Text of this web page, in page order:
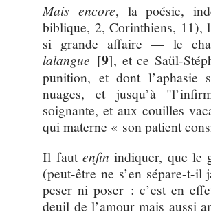
Mais encore, la poésie,
biblique, 2, Corinthiens, 11),
si grande affaire — le
lalangue [9], et ce Saül-
punition, et dont l’aphasie
nuages, et jusqu’à
soignante, et aux couilles
qui materne « son patient
Il fautenfin indiquer, que le
(peut-être ne s’en sépare-t-
peser ni poser : c’est en
deuil de l’amour mais aussi